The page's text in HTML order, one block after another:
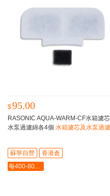
$95.00
RASONIC AQUA-WARM-CF水箱濾
水泵過濾綿各4個 水箱濾芯及水泵過
蘇寧自營
香港倉
每400-80最多-2000